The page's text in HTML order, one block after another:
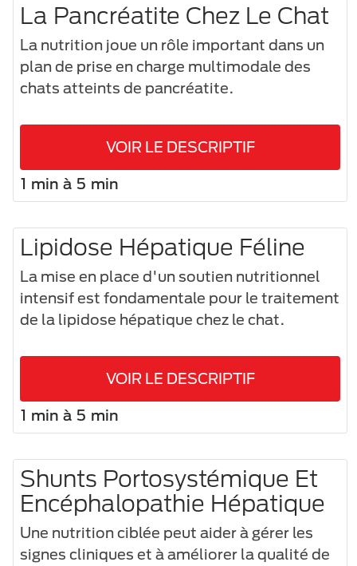
La Pancréatite Chez Le Chat
La nutrition joue un rôle important dans un
plan de prise en charge multimodale des
chats atteints de pancréatite.
VOIR LE DESCRIPTIF
1 min à 5 min
Lipidose Hépatique Féline
La mise en place d'un soutien nutritionnel
intensif est fondamentale pour le traitement
de la lipidose hépatique chez le chat.
VOIR LE DESCRIPTIF
1 min à 5 min
Shunts Portosystémique Et
Encéphalopathie Hépatique
Une nutrition ciblée peut aider à gérer les
signes cliniques et à améliorer la qualité de